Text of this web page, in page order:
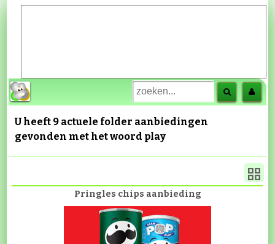
U heeft 9 actuele folder aanbiedingen
gevonden met het woord play
Pringles chips aanbieding